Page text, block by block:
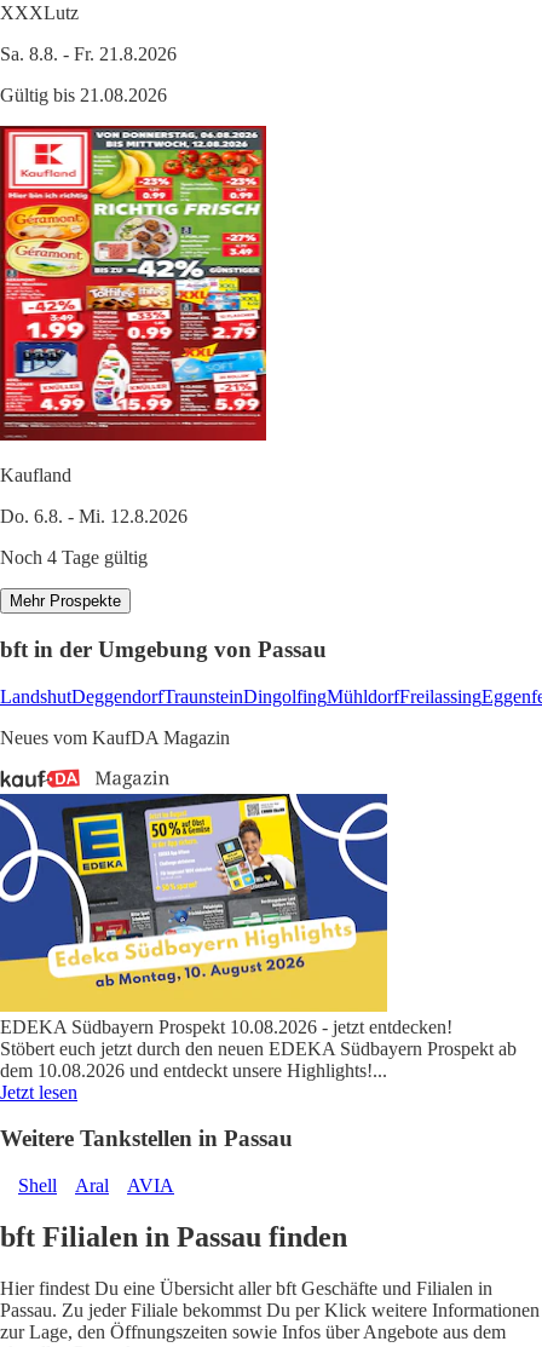
XXXLutz
Sa. 8.8. - Fr. 21.8.2026
Gültig bis 21.08.2026
Kaufland
Do. 6.8. - Mi. 12.8.2026
Noch 4 Tage gültig
Mehr Prospekte
bft in der Umgebung von Passau
LandshutDeggendorfTraunsteinDingolfingMühldorfFreilassing
Neues vom KaufDA Magazin
EDEKA Südbayern Prospekt 10.08.2026 - jetzt entdecken!
Stöbert euch jetzt durch den neuen EDEKA Südbayern Prospekt ab
dem 10.08.2026 und entdeckt unsere Highlights!...
Jetzt lesen
Weitere Tankstellen in Passau
Shell Aral AVIA
bft Filialen in Passau finden
Hier findest Du eine Übersicht aller bft Geschäfte und Filialen in
Passau. Zu jeder Filiale bekommst Du per Klick weitere Informationen
zur Lage, den Öffnungszeiten sowie Infos über Angebote aus dem